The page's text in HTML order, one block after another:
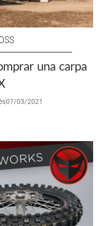
una carpa
07/03/2021